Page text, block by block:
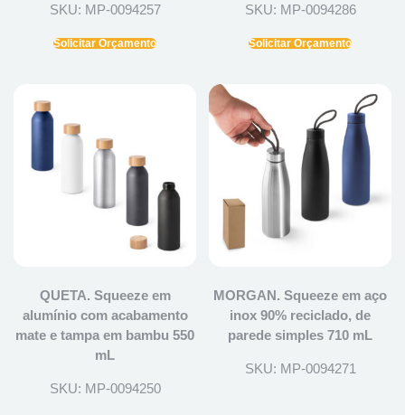
SKU: MP-0094257
Solicitar Orçamento
SKU: MP-0094286
Solicitar Orçamento
QUETA. Squeeze em
alumínio com acabamento
mate e tampa em bambu 550
mL
SKU: MP-0094250
MORGAN. Squeeze em aço
inox 90% reciclado, de
parede simples 710 mL
SKU: MP-0094271